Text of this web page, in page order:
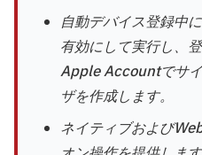
自動デバイス登録中
有効にして実行し、
Apple Accountでサ
ザを作成します。
ネイティブおよび